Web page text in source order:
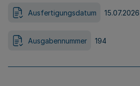
Ausfertigungsdatum 15.07.2026
Ausgabennummer 194